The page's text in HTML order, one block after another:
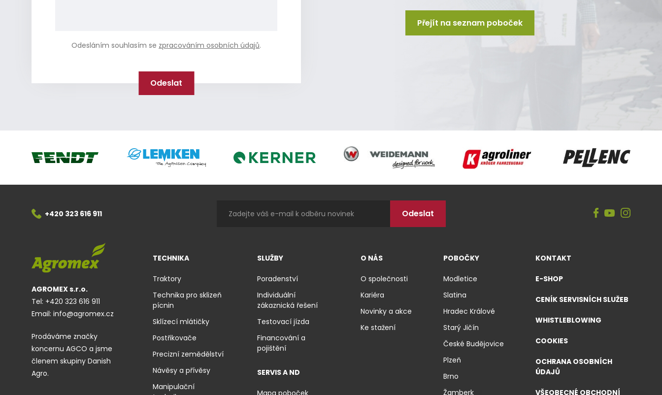
Odesláním souhlasím se zpracováním osobních údajů.
Přejít na seznam poboček
Fendt Lemken Kerner Weidemann Agroliner Pellenc
+420 323 616 911
AGROMEX s.r.o.
Tel: +420 323 616 911
Email: info@agromex.cz
Prodáváme značky
koncernu AGCO a jsme
členem skupiny Danish
Agro.
TECHNIKA
Traktory
Technika pro sklizeň
pícnin
Sklízecí mlátičky
Postřikovače
Precizní zemědělství
Návěsy a přívěsy
Manipulační
SLUŽBY
Poradenství
Individuální
zákaznická řešení
Testovací jízda
Financování a
pojištění
SERVIS A ND
Mapa poboček
O NÁS
O společnosti
Kariéra
Novinky a akce
Ke stažení
POBOČKY
Modletice
Slatina
Hradec Králové
Starý Jičín
České Budějovice
Plzeň
Brno
Žamberk
KONTAKT
E-SHOP
CENÍK SERVISNÍCH SLUŽEB
WHISTLEBLOWING
COOKIES
OCHRANA OSOBNÍCH
ÚDAJŮ
VŠEOBECNÉ OBCHODNÍ